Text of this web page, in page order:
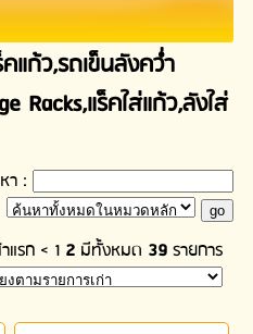
แก้ว,รถเข็นลังคว่ำ
Racks,แร็คใส่แก้ว,ลังใส่
า :
แรก < 1 2 มีทั้งหมด 39รายการ